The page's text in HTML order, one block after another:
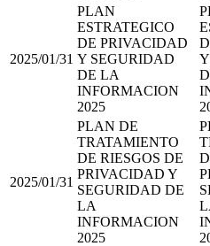
2025/01/31
PLAN
ESTRATEGICO
DE PRIVACIDAD
Y SEGURIDAD
DE LA
INFORMACION
2025
2025/01/31
PLAN DE
TRATAMIENTO
DE RIESGOS DE
PRIVACIDAD Y
SEGURIDAD DE
LA
INFORMACION
2025